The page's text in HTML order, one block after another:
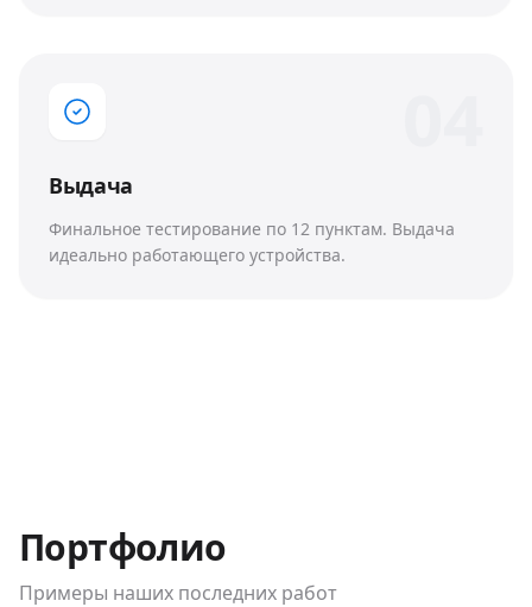
Выдача
Финальное тестирование по 12 пунктам. Выдача
идеально работающего устройства.
Портфолио
Примеры наших последних работ